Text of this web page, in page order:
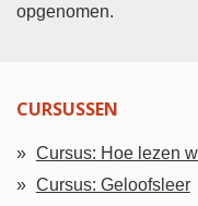
opgenomen.
CURSUSSEN
Cursus: Hoe lezen
Cursus: Geloofsleer